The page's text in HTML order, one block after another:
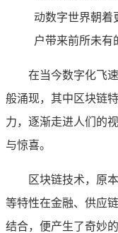
动数字世界朝着
户带来前所未有
在当今数字化飞
般涌现，其中区块链
力，逐渐走进人们的
与惊喜。
区块链技术，原
等特性在金融、供应
结合，便产生了奇妙